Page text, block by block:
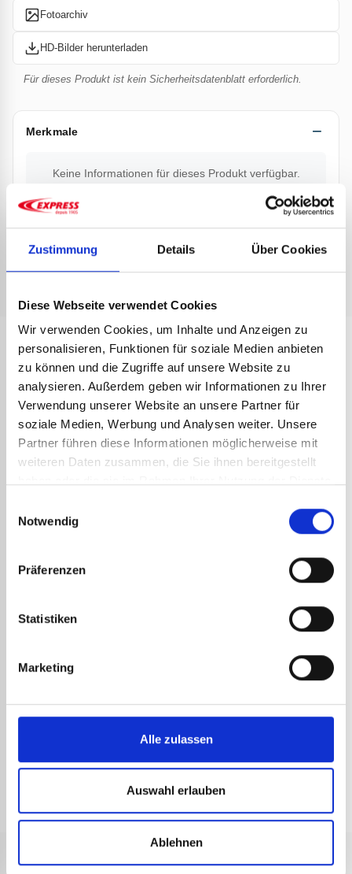
Zustimmung Details Über Cookies
Diese Webseite verwendet Cookies
Wir verwenden Cookies, um Inhalte und Anzeigen zu
personalisieren, Funktionen für soziale Medien anbieten
zu können und die Zugriffe auf unsere Website zu
analysieren. Außerdem geben wir Informationen zu Ihrer
Verwendung unserer Website an unsere Partner für
soziale Medien, Werbung und Analysen weiter. Unsere
Partner führen diese Informationen möglicherweise mit
weiteren Daten zusammen, die Sie ihnen bereitgestellt
Notwendig
Präferenzen
Statistiken
Marketing
Alle zulassen
Auswahl erlauben
Ablehnen
Fotoarchiv
HD-Bilder herunterladen
Für dieses Produkt ist kein Sicherheitsdatenblatt erforderlich.
Merkmale
Keine Informationen für dieses Produkt verfügbar.
ANDERE
REFERENZEN
TRÄGER-STATIV ART.-NR. 5463
Art.-Nr. 614 geliefert. Technische Daten
DETAILS ANSEHEN
FÜR
Nr.